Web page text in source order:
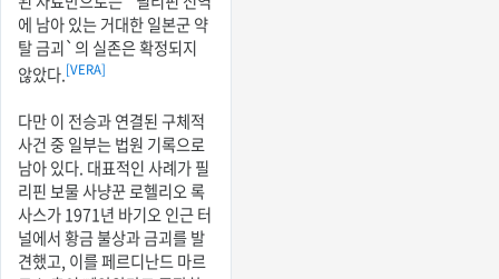
에 남아 있는 거대한 일본군 약
탈 금괴`의 실존은 확정되지
않았다.[VERA]
다만 이 전승과 연결된 구체적
사건 중 일부는 법원 기록으로
남아 있다. 대표적인 사례가 필
리핀 보물 사냥꾼 로헬리오 록
사스가 1971년 바기오 인근 터
널에서 황금 불상과 금괴를 발
견했고, 이를 페르디난드 마르